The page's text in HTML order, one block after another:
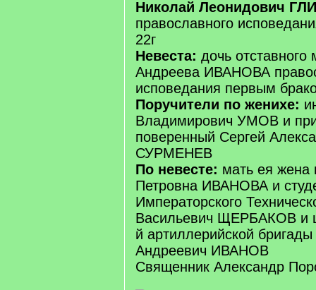
Николай Леонидович
православного
22г
Невеста: дочь
Андреева ИВАНОВА
исповедания первым
Поручители по женихе:
Владимирович УМОВ и
поверенный Сергей
СУРМЕНЕВ
По невесте: мать ея
Петровна ИВАНОВА и
Императорского
Васильевич ЩЕРБАКОВ и
й артиллерийской
Андреевич ИВАНОВ
Священник Александр